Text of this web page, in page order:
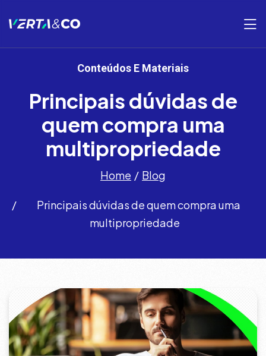
Conteúdos E Materiais
Principais dúvidas de
quem compra uma
multipropriedade
Home Blog
Principais dúvidas de quem compra uma
multipropriedade